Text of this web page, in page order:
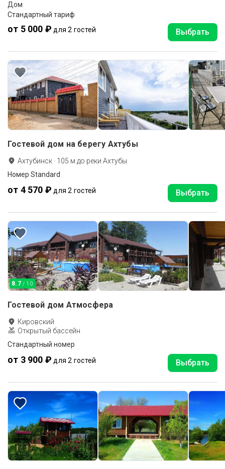
Дом
Стандартный тариф
от 5 000 ₽ для 2 гостей Выбрать
Гостевой дом на берегу Ахтубы
Ахтубинск · 105 м до реки Ахтубы
Номер Standard
от 4 570 ₽ для 2 гостей Выбрать
8.7 / 10
Гостевой дом Атмосфера
Кировский
Открытый бассейн
Стандартный номер
от 3 900 ₽ для 2 гостей Выбрать